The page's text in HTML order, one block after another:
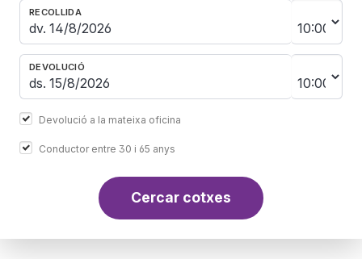
RECOLLIDA
DEVOLUCIÓ
Devolució a la mateixa oficina
Conductor entre 30 i 65 anys
Cercar cotxes